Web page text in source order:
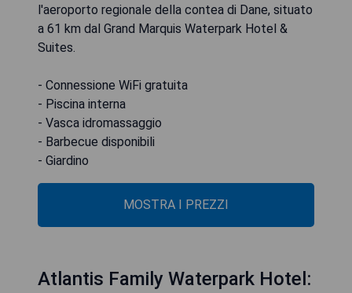
l'aeroporto regionale della contea di Dane, situato
a 61 km dal Grand Marquis Waterpark Hotel &
Suites.
- Connessione WiFi gratuita
- Piscina interna
- Vasca idromassaggio
- Barbecue disponibili
- Giardino
MOSTRA I PREZZI
Atlantis Family Waterpark Hotel: